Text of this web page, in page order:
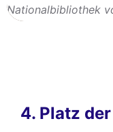
Nationalbibliothek
4. Platz